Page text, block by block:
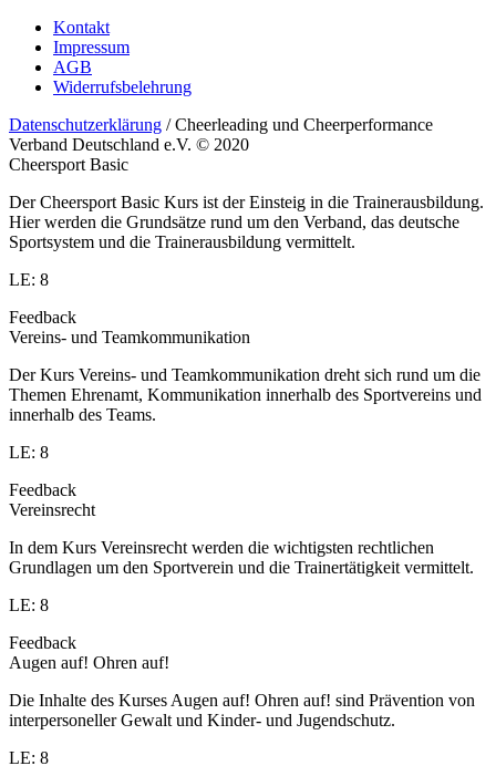
Kontakt
Impressum
AGB
Widerrufsbelehrung
Datenschutzerklärung / Cheerleading und Cheerperformance
Verband Deutschland e.V. © 2020
Cheersport Basic
Der Cheersport Basic Kurs ist der Einsteig in die Trainerausbildung.
Hier werden die Grundsätze rund um den Verband, das deutsche
Sportsystem und die Trainerausbildung vermittelt.
LE: 8
Feedback
Vereins- und Teamkommunikation
Der Kurs Vereins- und Teamkommunikation dreht sich rund um die
Themen Ehrenamt, Kommunikation innerhalb des Sportvereins und
innerhalb des Teams.
LE: 8
Feedback
Vereinsrecht
In dem Kurs Vereinsrecht werden die wichtigsten rechtlichen
Grundlagen um den Sportverein und die Trainertätigkeit vermittelt.
LE: 8
Feedback
Augen auf! Ohren auf!
Die Inhalte des Kurses Augen auf! Ohren auf! sind Prävention von
interpersoneller Gewalt und Kinder- und Jugendschutz.
LE: 8